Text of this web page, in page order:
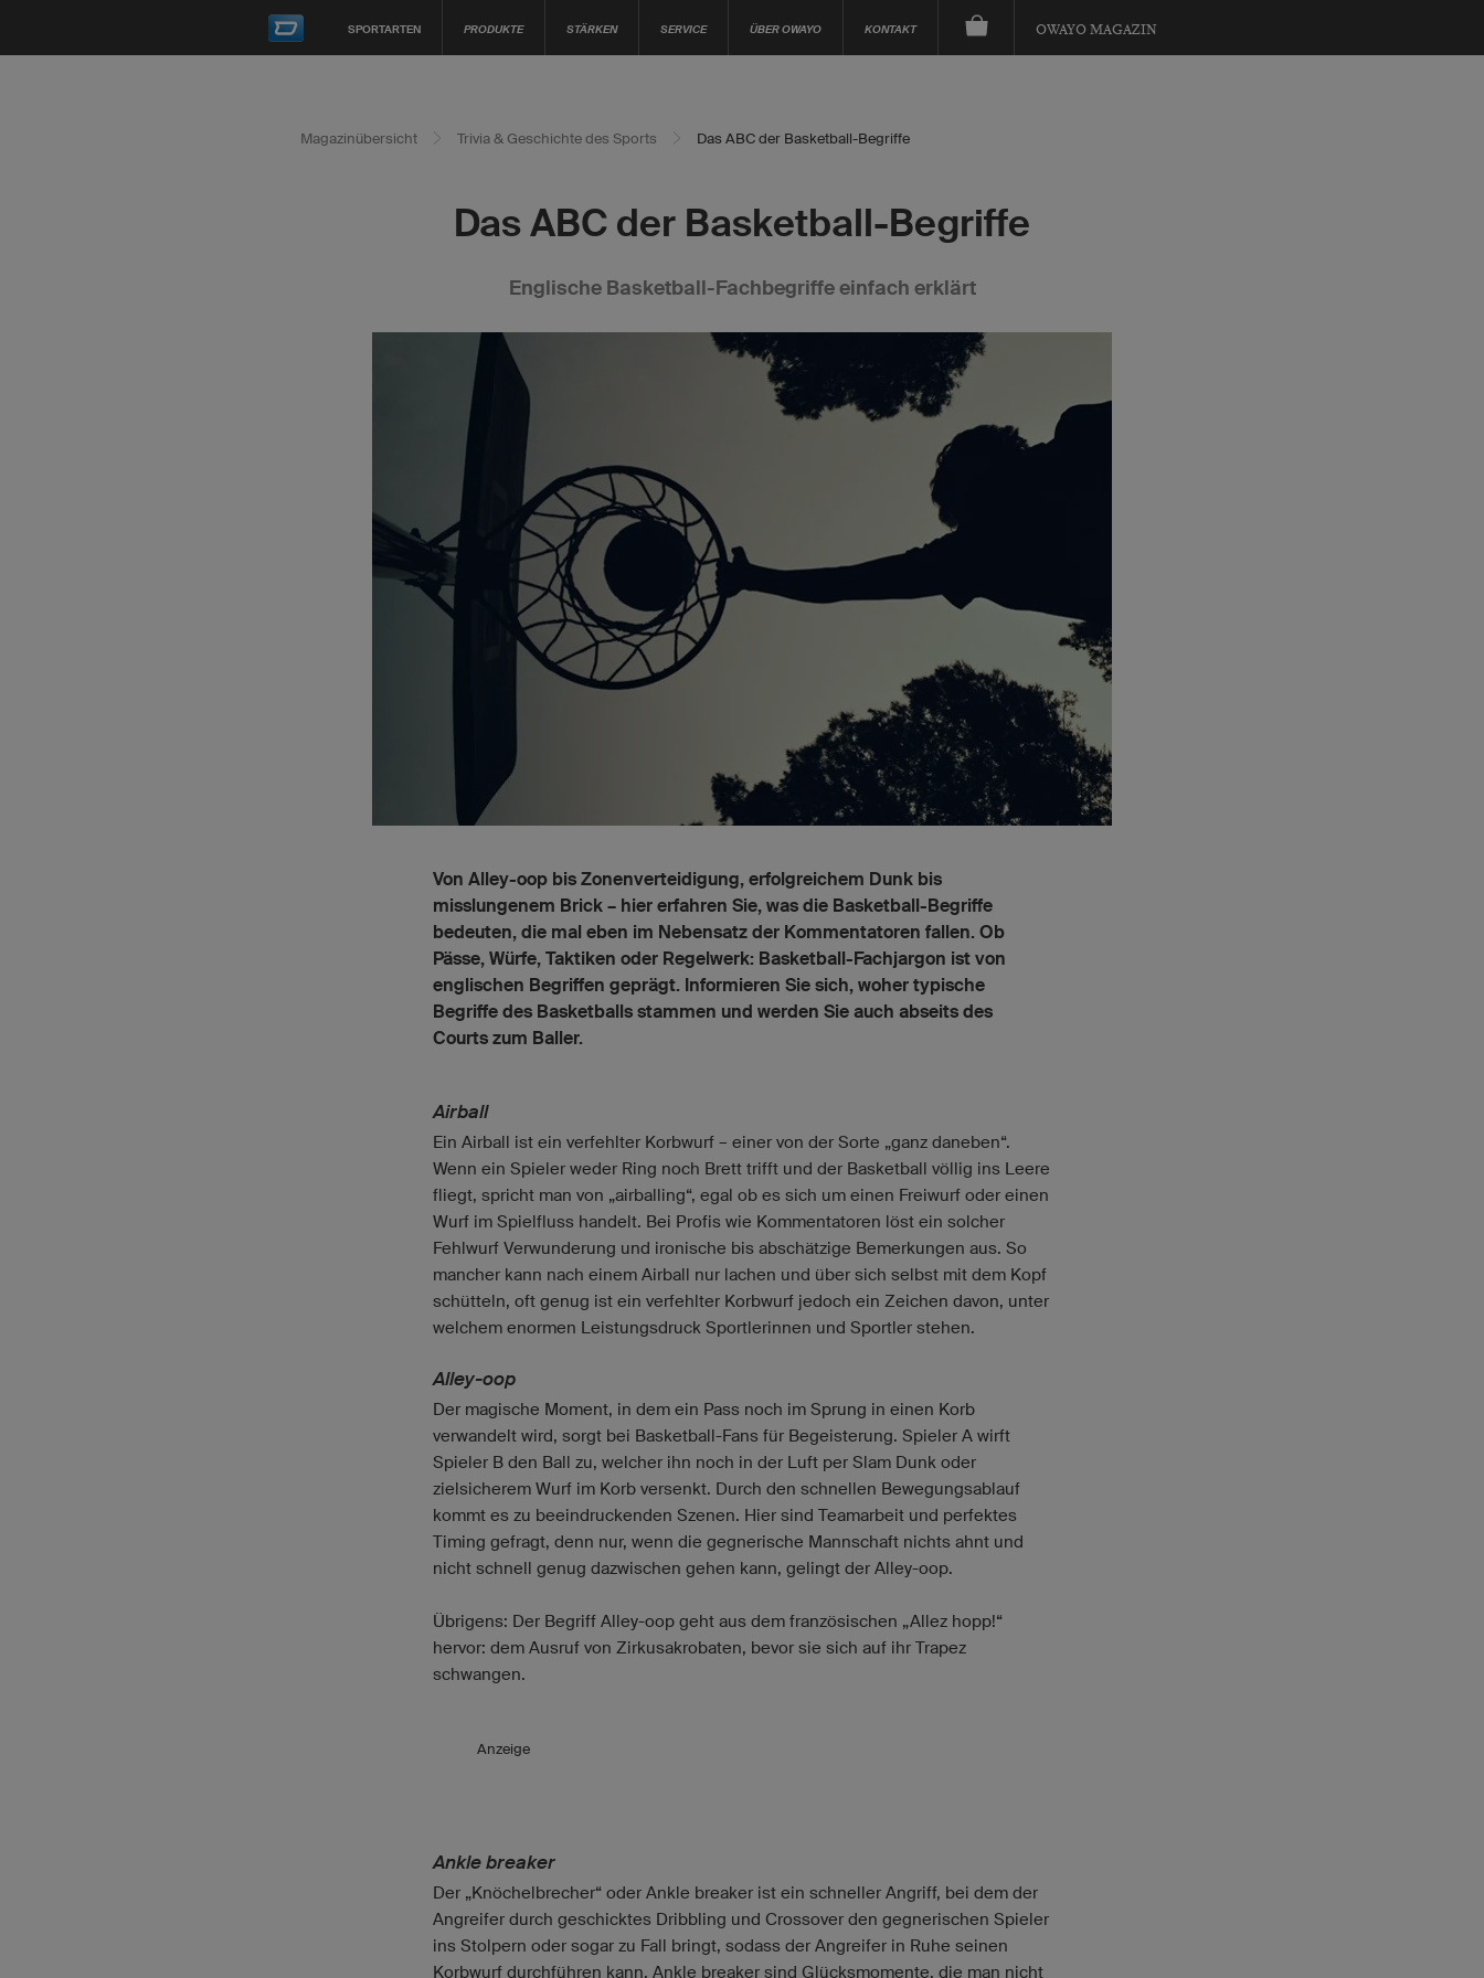
SPORTARTEN PRODUKTE STÄRKEN SERVICE ÜBER OWAYO KONTAKT OWAYO MAGAZIN
Magazinübersicht Trivia & Geschichte des Sports Das ABC der Basketball-Begriffe
Das ABC der Basketball-Begriffe
Englische Basketball-Fachbegriffe einfach erklärt
Von Alley-oop bis Zonenverteidigung, erfolgreichem Dunk bis
misslungenem Brick – hier erfahren Sie, was die Basketball-Begriffe
bedeuten, die mal eben im Nebensatz der Kommentatoren fallen. Ob
Pässe, Würfe, Taktiken oder Regelwerk: Basketball-Fachjargon ist von
englischen Begriffen geprägt. Informieren Sie sich, woher typische
Begriffe des Basketballs stammen und werden Sie auch abseits des
Courts zum Baller.
Airball
Ein Airball ist ein verfehlter Korbwurf – einer von der Sorte „ganz daneben“.
Wenn ein Spieler weder Ring noch Brett trifft und der Basketball völlig ins Leere
fliegt, spricht man von „airballing“, egal ob es sich um einen Freiwurf oder einen
Wurf im Spielfluss handelt. Bei Profis wie Kommentatoren löst ein solcher
Fehlwurf Verwunderung und ironische bis abschätzige Bemerkungen aus. So
mancher kann nach einem Airball nur lachen und über sich selbst mit dem Kopf
schütteln, oft genug ist ein verfehlter Korbwurf jedoch ein Zeichen davon, unter
welchem enormen Leistungsdruck Sportlerinnen und Sportler stehen.
Alley-oop
Der magische Moment, in dem ein Pass noch im Sprung in einen Korb
verwandelt wird, sorgt bei Basketball-Fans für Begeisterung. Spieler A wirft
Spieler B den Ball zu, welcher ihn noch in der Luft per Slam Dunk oder
zielsicherem Wurf im Korb versenkt. Durch den schnellen Bewegungsablauf
kommt es zu beeindruckenden Szenen. Hier sind Teamarbeit und perfektes
Timing gefragt, denn nur, wenn die gegnerische Mannschaft nichts ahnt und
nicht schnell genug dazwischen gehen kann, gelingt der Alley-oop.
Übrigens: Der Begriff Alley-oop geht aus dem französischen „Allez hopp!“
hervor: dem Ausruf von Zirkusakrobaten, bevor sie sich auf ihr Trapez
schwangen.
Anzeige
Ankle breaker
Der „Knöchelbrecher“ oder Ankle breaker ist ein schneller Angriff, bei dem der
Angreifer durch geschicktes Dribbling und Crossover den gegnerischen Spieler
ins Stolpern oder sogar zu Fall bringt, sodass der Angreifer in Ruhe seinen
Korbwurf durchführen kann. Ankle breaker sind Glücksmomente, die man nicht